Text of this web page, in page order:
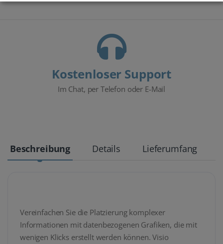
Kostenloser Support
Im Chat, per Telefon oder E-Mail
Beschreibung Details Lieferumfang
Vereinfachen Sie die Platzierung komplexer
Informationen mit datenbezogenen Grafiken, die mit
wenigen Klicks erstellt werden können. Visio